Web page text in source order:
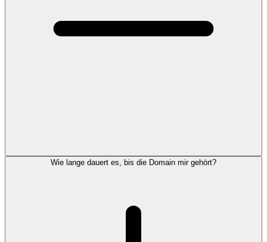
Wie lange dauert es, bis die Domain mir gehört?